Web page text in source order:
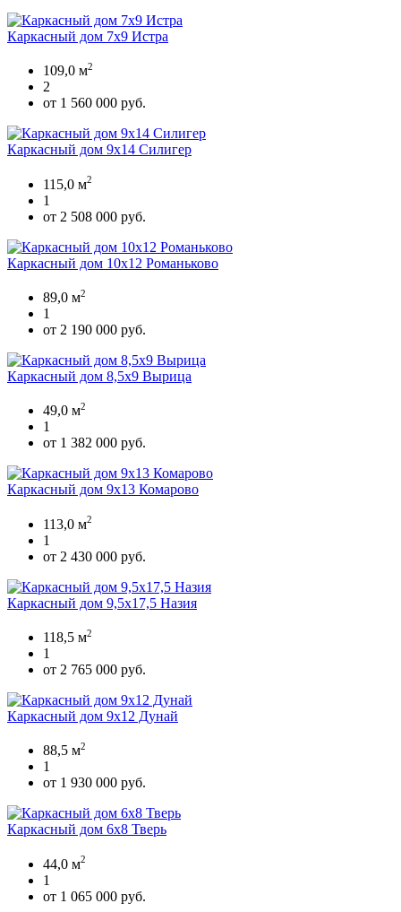
Каркасный дом 7х9 Истра
109,0 м2
2
от 1 560 000 руб.
Каркасный дом 9х14 Силигер
115,0 м2
1
от 2 508 000 руб.
Каркасный дом 10х12 Романьково
89,0 м2
1
от 2 190 000 руб.
Каркасный дом 8,5х9 Вырица
49,0 м2
1
от 1 382 000 руб.
Каркасный дом 9х13 Комарово
113,0 м2
1
от 2 430 000 руб.
Каркасный дом 9,5х17,5 Назия
118,5 м2
1
от 2 765 000 руб.
Каркасный дом 9х12 Дунай
88,5 м2
1
от 1 930 000 руб.
Каркасный дом 6х8 Тверь
44,0 м2
1
от 1 065 000 руб.